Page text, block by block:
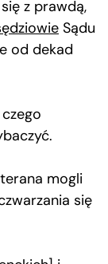
z prawdą,
Sądu
od dekad
mogli
się